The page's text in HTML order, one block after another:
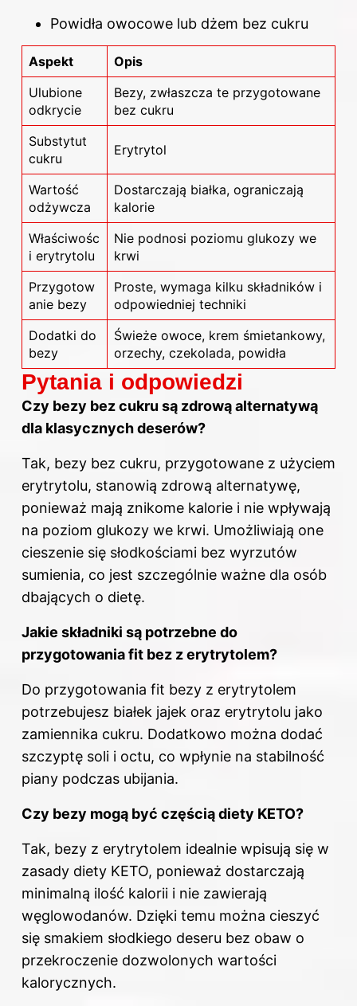
Powidła owocowe lub dżem bez cukru
Aspekt
Opis
Ulubione
odkrycie
Bezy, zwłaszcza te przygotowane
bez cukru
Substytut
cukru
Erytrytol
Wartość
odżywcza
Dostarczają białka, ograniczają
kalorie
Właściwośc
i erytrytolu
Nie podnosi poziomu glukozy we
krwi
Przygotow
anie bezy
Proste, wymaga kilku składników i
odpowiedniej techniki
Dodatki do
bezy
Świeże owoce, krem śmietankowy,
orzechy, czekolada, powidła
Pytania i odpowiedzi
Czy bezy bez cukru są zdrową alternatywą
dla klasycznych deserów?
Tak, bezy bez cukru, przygotowane z użyciem
erytrytolu, stanowią zdrową alternatywę,
ponieważ mają znikome kalorie i nie wpływają
na poziom glukozy we krwi. Umożliwiają one
cieszenie się słodkościami bez wyrzutów
sumienia, co jest szczególnie ważne dla osób
dbających o dietę.
Jakie składniki są potrzebne do
przygotowania fit bez z erytrytolem?
Do przygotowania fit bezy z erytrytolem
potrzebujesz białek jajek oraz erytrytolu jako
zamiennika cukru. Dodatkowo można dodać
szczyptę soli i octu, co wpłynie na stabilność
piany podczas ubijania.
Czy bezy mogą być częścią diety KETO?
Tak, bezy z erytrytolem idealnie wpisują się w
zasady diety KETO, ponieważ dostarczają
minimalną ilość kalorii i nie zawierają
węglowodanów. Dzięki temu można cieszyć
się smakiem słodkiego deseru bez obaw o
przekroczenie dozwolonych wartości
kalorycznych.